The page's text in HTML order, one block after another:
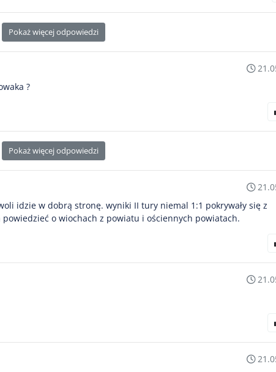
Pokaż więcej odpowiedzi
?
Pokaż więcej odpowiedzi
idzie w dobrą stronę. wyniki II tury niemal 1:1 pokrywały się z
o wiochach z powiatu i ościennych powiatach.